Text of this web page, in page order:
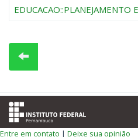
EDUCACAO::PLANEJAMENTO
Entre em contato | Deixe sua opinião